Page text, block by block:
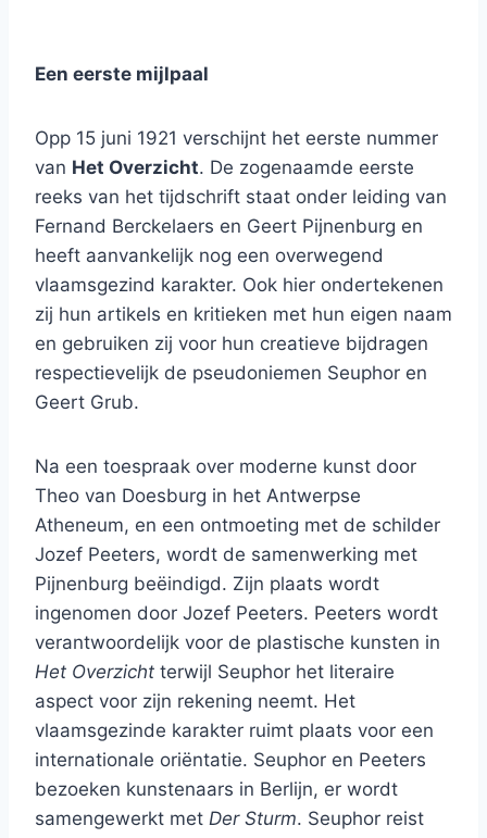
Een eerste mijlpaal
Opp 15 juni 1921 verschijnt het eerste nummer
van Het Overzicht. De zogenaamde eerste
reeks van het tijdschrift staat onder leiding van
Fernand Berckelaers en Geert Pijnenburg en
heeft aanvankelijk nog een overwegend
vlaamsgezind karakter. Ook hier ondertekenen
zij hun artikels en kritieken met hun eigen naam
en gebruiken zij voor hun creatieve bijdragen
respectievelijk de pseudoniemen Seuphor en
Geert Grub.
Na een toespraak over moderne kunst door
Theo van Doesburg in het Antwerpse
Atheneum, en een ontmoeting met de schilder
Jozef Peeters, wordt de samenwerking met
Pijnenburg beëindigd. Zijn plaats wordt
ingenomen door Jozef Peeters. Peeters wordt
verantwoordelijk voor de plastische kunsten in
Het Overzicht terwijl Seuphor het literaire
aspect voor zijn rekening neemt. Het
vlaamsgezinde karakter ruimt plaats voor een
internationale oriëntatie. Seuphor en Peeters
bezoeken kunstenaars in Berlijn, er wordt
samengewerkt met Der Sturm. Seuphor reist